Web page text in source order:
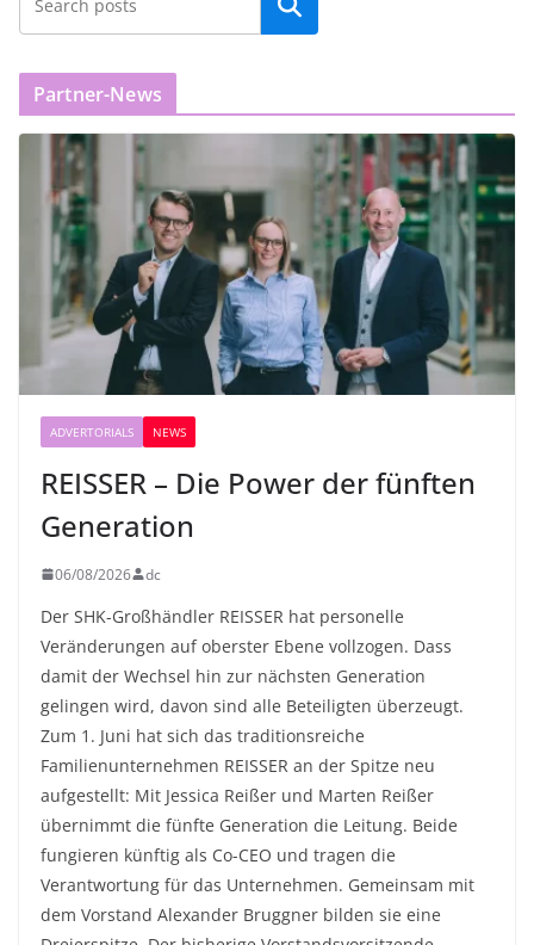
Partner-News
ADVERTORIALS NEWS
REISSER – Die Power der fünften
Generation
06/08/2026 dc
Der SHK-Großhändler REISSER hat personelle
Veränderungen auf oberster Ebene vollzogen. Dass
damit der Wechsel hin zur nächsten Generation
gelingen wird, davon sind alle Beteiligten überzeugt.
Zum 1. Juni hat sich das traditionsreiche
Familienunternehmen REISSER an der Spitze neu
aufgestellt: Mit Jessica Reißer und Marten Reißer
übernimmt die fünfte Generation die Leitung. Beide
fungieren künftig als Co-CEO und tragen die
Verantwortung für das Unternehmen. Gemeinsam mit
dem Vorstand Alexander Bruggner bilden sie eine